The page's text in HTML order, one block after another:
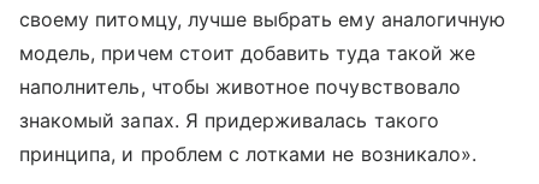
своему питомцу, лучше выбрать ему аналогичную
модель, причем стоит добавить туда такой же
наполнитель, чтобы животное почувствовало
знакомый запах. Я придерживалась такого
принципа, и проблем с лотками не возникало».